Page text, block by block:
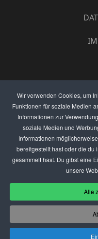
Wir verwenden Cookies, um
Funktionen für soziale Medien
Informationen zur
soziale Medien und
Informationen
bereitgestellt hast oder die du
gesammelt hast. Du gibst eine
unsere
Alle
DEIN